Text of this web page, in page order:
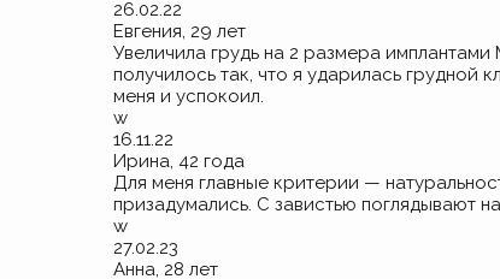
26.02.22
Евгения, 29 лет
Увеличила грудь на 2 размера
получилось так, что я ударилась
меня и успокоил.
w
16.11.22
Ирина, 42 года
Для меня главные критерии —
призадумались. С завистью поглядывают
w
27.02.23
Анна, 28 лет